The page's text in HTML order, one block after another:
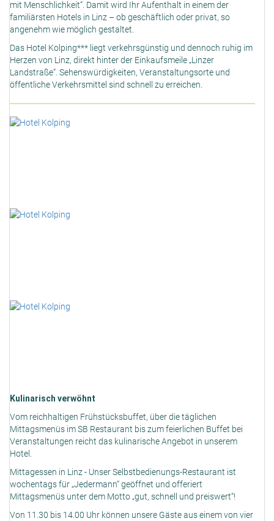
mit Menschlichkeit“. Damit wird Ihr Aufenthalt in einem der
familiärsten Hotels in Linz – ob geschäftlich oder privat, so
angenehm wie möglich gestaltet.
Das Hotel Kolping*** liegt verkehrsgünstig und dennoch ruhig im
Herzen von Linz, direkt hinter der Einkaufsmeile „Linzer
Landstraße“. Sehenswürdigkeiten, Veranstaltungsorte und
öffentliche Verkehrsmittel sind schnell zu erreichen.
Kulinarisch verwöhnt
Vom reichhaltigen Frühstücksbuffet, über die täglichen
Mittagsmenüs im SB Restaurant bis zum feierlichen Buffet bei
Veranstaltungen reicht das kulinarische Angebot in unserem
Hotel.
Mittagessen in Linz - Unser Selbstbedienungs-Restaurant ist
wochentags für „Jedermann“ geöffnet und offeriert
Mittagsmenüs unter dem Motto „gut, schnell und preiswert“!
Von 11.30 bis 14.00 Uhr können unsere Gäste aus einem von vier